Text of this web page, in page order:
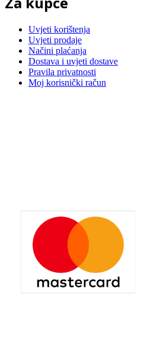
Uvjeti korištenja
Uvjeti prodaje
Načini plaćanja
Dostava i uvjeti dostave
Pravila privatnosti
Moj korisnički račun